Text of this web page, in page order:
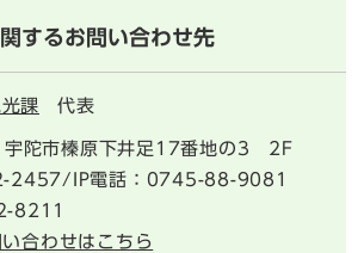
するお問い合わせ先
課 代表
宇陀市榛原下井足17番地の3 2F
2457/IP電話：0745-88-9081
8211
合わせはこちら